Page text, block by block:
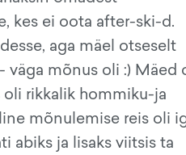
kes ei oota after-ski-d.
aga mäel otseselt
väga mõnus oli :) Mäed
oli rikkalik hommiku-ja
mõnulemise reis oli
abiks ja lisaks viitsis ta